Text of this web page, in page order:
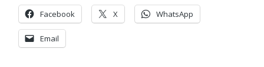
Facebook X WhatsApp
Email